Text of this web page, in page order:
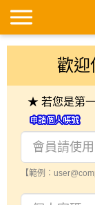
歡迎
★ 若您是第
【範例：